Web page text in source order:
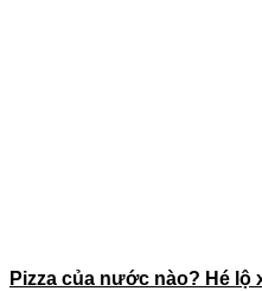
Pizza của nước nào? Hé